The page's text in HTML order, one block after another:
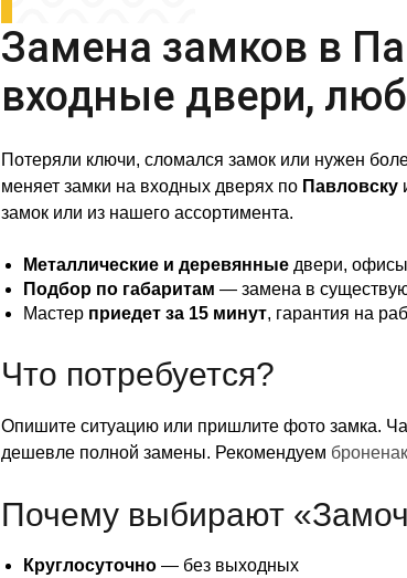
Замена замков в
входные двери,
Потеряли ключи, сломался замок или нужен
меняет замки на входных дверях по Павловску
замок или из нашего ассортимента.
Металлические и деревянныедвери,
Подбор по габаритам — замена в
Мастер приедет за 15 минут, гарантия на
Что потребуется?
Опишите ситуацию или пришлите фото замка.
дешевле полной замены. Рекомендуем
Почему выбирают
Круглосуточно— без выходных